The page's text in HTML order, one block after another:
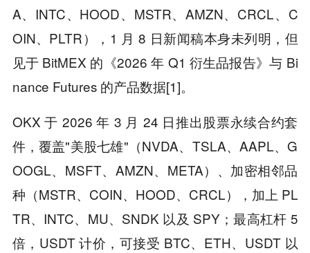
A、INTC、HOOD、MSTR、AMZN、CRCL、C
OIN、PLTR），1 月 8 日新闻稿本身未列明，但
见于 BitMEX 的《2026 年 Q1 衍生品报告》与 Bi
nance Futures 的产品数据[1]。
OKX 于 2026 年 3 月 24 日推出股票永续合约套
件，覆盖"美股七雄"（NVDA、TSLA、AAPL、G
OOGL、MSFT、AMZN、META）、加密相邻品
种（MSTR、COIN、HOOD、CRCL），加上 PL
TR、INTC、MU、SNDK 以及 SPY；最高杠杆 5
倍，USDT 计价，可接受 BTC、ETH、USDT 以